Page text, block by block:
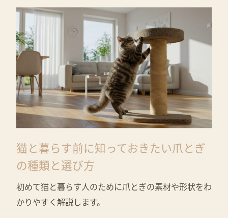
猫と暮らす前に知っておきたい爪とぎ
の種類と選び方
初めて猫と暮らす人のために爪とぎの素材や形状をわ
かりやすく解説します。